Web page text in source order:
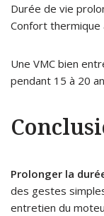
Durée de vie
Confort thermique
Une VMC bien
pendant 15 à 20
Prolonger la
des gestes
entretien du